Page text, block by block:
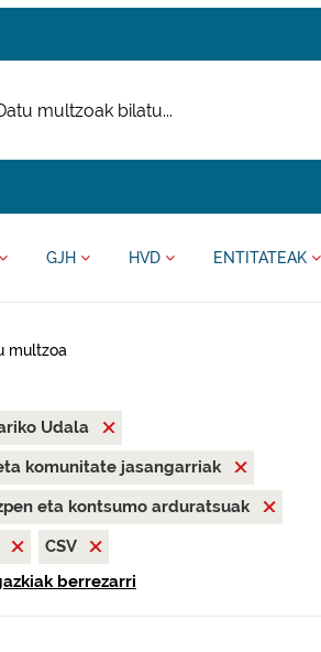
GJH HVD ENTITATEAK
multzoa
Udala
komunitate jasangarriak
eta kontsumo arduratsuak
CSV
berrezarri